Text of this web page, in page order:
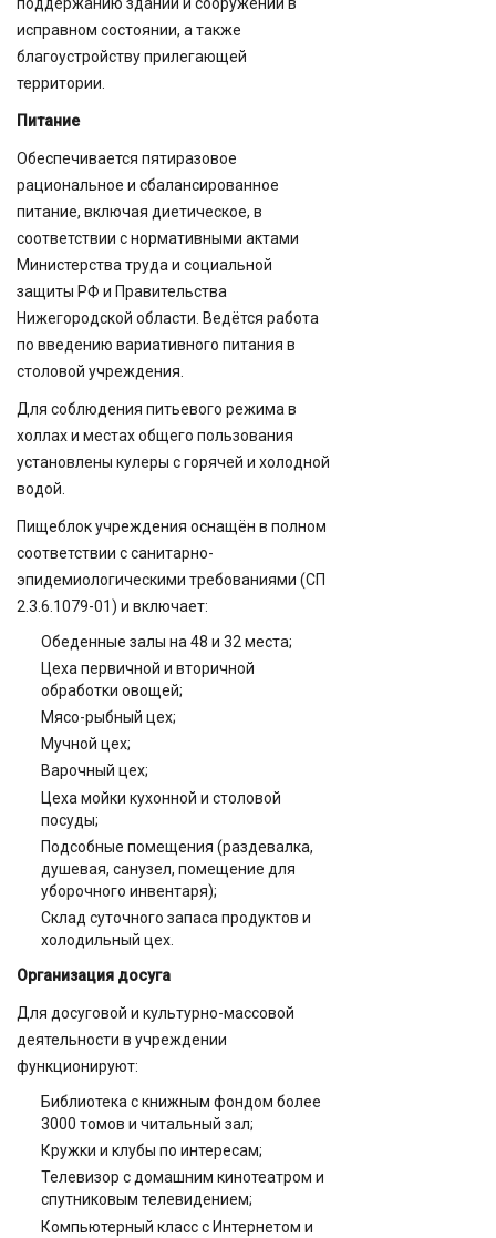
исправном состоянии, а также
благоустройству прилегающей
территории.
Питание
Обеспечивается пятиразовое
рациональное и сбалансированное
питание, включая диетическое, в
соответствии с нормативными актами
Министерства труда и социальной
защиты РФ и Правительства
Нижегородской области. Ведётся работа
по введению вариативного питания в
столовой учреждения.
Для соблюдения питьевого режима в
холлах и местах общего пользования
установлены кулеры с горячей и холодной
водой.
Пищеблок учреждения оснащён в полном
соответствии с санитарно-
эпидемиологическими требованиями (СП
2.3.6.1079-01) и включает:
Обеденные залы на 48 и 32 места;
Цеха первичной и вторичной
обработки овощей;
Мясо-рыбный цех;
Мучной цех;
Варочный цех;
Цеха мойки кухонной и столовой
посуды;
Подсобные помещения (раздевалка,
душевая, санузел, помещение для
уборочного инвентаря);
Склад суточного запаса продуктов и
холодильный цех.
Организация досуга
Для досуговой и культурно-массовой
деятельности в учреждении
функционируют:
Библиотека с книжным фондом более
3000 томов и читальный зал;
Кружки и клубы по интересам;
Телевизор с домашним кинотеатром и
спутниковым телевидением;
Компьютерный класс с Интернетом и